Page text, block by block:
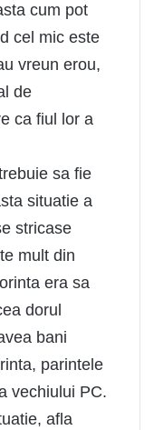
cum pot
cel mic este
vreun erou,
de
ca fiul lor a
sa fie
situatie a
stricase
mult din
era sa
dorul
bani
parintele
vechiului PC.
afla